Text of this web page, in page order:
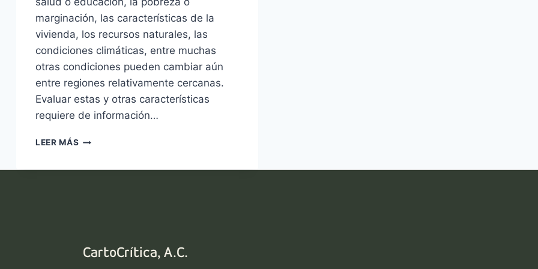
marginación, las características de la
vivienda, los recursos naturales, las
condiciones climáticas, entre muchas
otras condiciones pueden cambiar aún
entre regiones relativamente cercanas.
Evaluar estas y otras características
requiere de información…
LEER MÁS INDICADORES
CartoCrítica, A.C.